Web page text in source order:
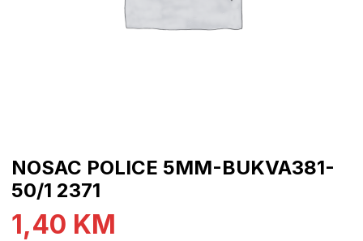
NOSAC POLICE 5MM-BUKVA381-
50/1 2371
1,40 KM